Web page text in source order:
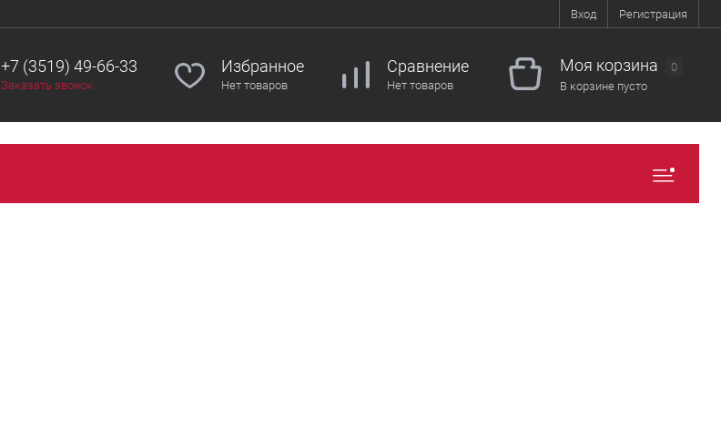
Вход Регистрация
+7 (3519) 49-66-33
Заказать звонок
Избранное
Нет товаров
Сравнение
Нет товаров
Моя корзина
0
В корзине пусто